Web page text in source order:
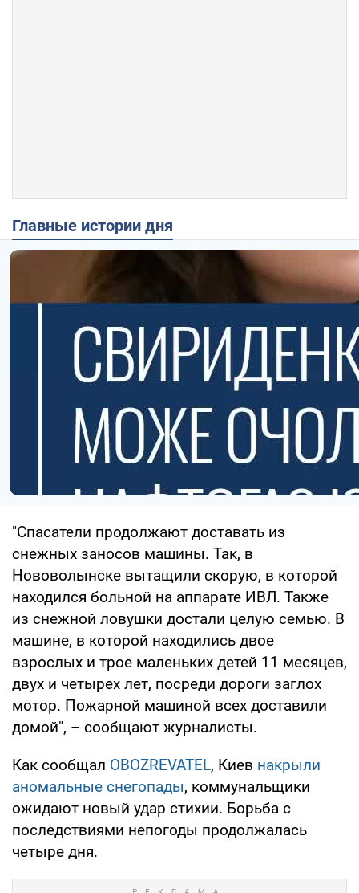
Главные истории дня
"Спасатели продолжают доставать из
снежных заносов машины. Так, в
Нововолынске вытащили скорую, в которой
находился больной на аппарате ИВЛ. Также
из снежной ловушки достали целую семью. В
машине, в которой находились двое
взрослых и трое маленьких детей 11 месяцев,
двух и четырех лет, посреди дороги заглох
мотор. Пожарной машиной всех доставили
домой", – сообщают журналисты.
Как сообщал OBOZREVATEL, Киев накрыли
аномальные снегопады, коммунальщики
ожидают новый удар стихии. Борьба с
последствиями непогоды продолжалась
четыре дня.